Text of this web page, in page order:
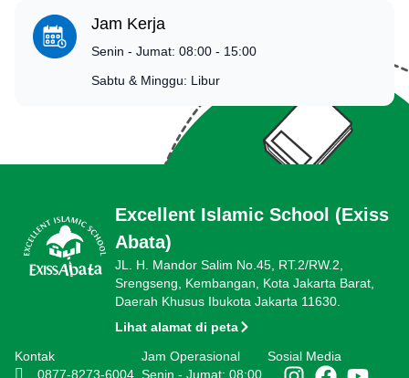
Jam Kerja
Senin - Jumat: 08:00 - 15:00
Sabtu & Minggu: Libur
Excellent Islamic School (Exiss
Abata)
JL. H. Mandor Salim No.45, RT.2/RW.2,
Srengseng, Kembangan, Kota Jakarta Barat,
Daerah Khusus Ibukota Jakarta 11630.
Lihat alamat di peta
Kontak
0877-8273-6004
Jam Operasional
Senin - Jumat: 08:00
Sosial Media